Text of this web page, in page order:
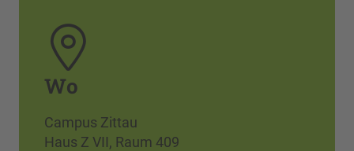
Wo
Campus Zittau
Haus Z VII, Raum 409